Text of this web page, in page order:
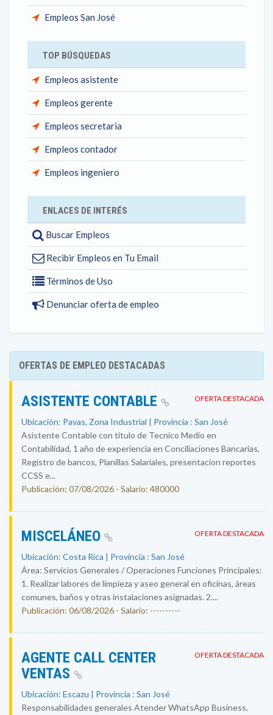
Empleos San José
TOP BÚSQUEDAS
Empleos asistente
Empleos gerente
Empleos secretaria
Empleos contador
Empleos ingeniero
ENLACES DE INTERÉS
Buscar Empleos
Recibir Empleos en Tu Email
Términos de Uso
Denunciar oferta de empleo
OFERTAS DE EMPLEO DESTACADAS
OFERTA DESTACADA
ASISTENTE CONTABLE
Ubicación: Pavas, Zona Industrial | Provincia : San José
Asistente Contable con titulo de Tecnico Medio en
Contabilidad, 1 año de experiencia en Conciliaciones Bancarias,
Registro de bancos, Planillas Salariales, presentacion reportes
CCSS e...
Publicación: 07/08/2026 - Salario: 480000
OFERTA DESTACADA
MISCELÁNEO
Ubicación: Costa Rica | Provincia : San José
Área: Servicios Generales / Operaciones Funciones Principales:
1. Realizar labores de limpieza y aseo general en oficinas, áreas
comunes, baños y otras instalaciones asignadas. 2....
Publicación: 06/08/2026 - Salario: ----------
OFERTA DESTACADA
AGENTE CALL CENTER
VENTAS
Ubicación: Escazu | Provincia : San José
Responsabilidades generales Atender WhatsApp Business,